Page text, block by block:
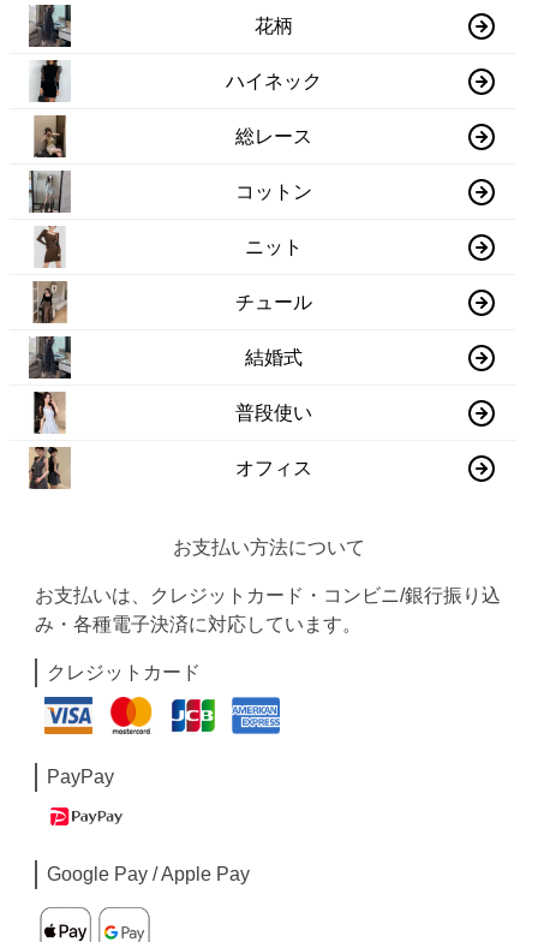
花柄
ハイネック
総レース
コットン
ニット
チュール
結婚式
普段使い
オフィス
お支払い方法について
お支払いは、クレジットカード・コンビニ/銀行振り込
み・各種電子決済に対応しています。
クレジットカード
PayPay
Google Pay / Apple Pay